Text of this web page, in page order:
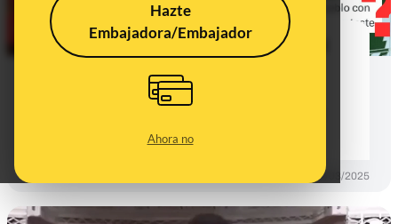
Hazte
Embajadora/Embajador
Ahora no
Qué sabemos sobre el desalojo del
vivienda que le habría dado el
ayuntamiento y su relación con las
14/03/2025